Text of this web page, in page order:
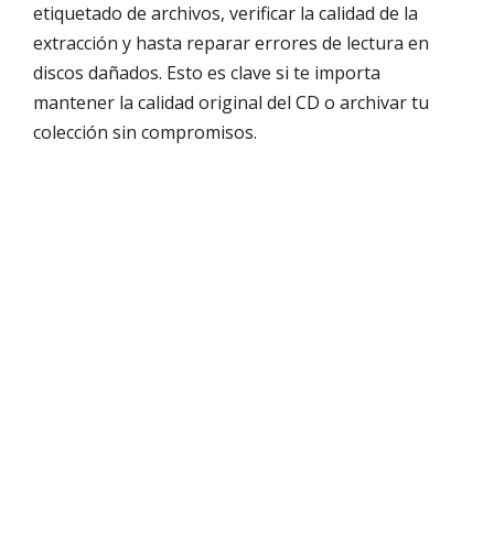
etiquetado de archivos, verificar la calidad de la
extracción y hasta reparar errores de lectura en
discos dañados. Esto es clave si te importa
mantener la calidad original del CD o archivar tu
colección sin compromisos.